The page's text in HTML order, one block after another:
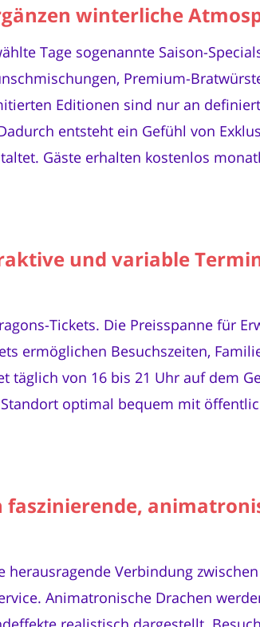
winterliche
Tage sogenannte Saison-
Premium-
Editionen sind nur an
entsteht ein Gefühl von
Gäste erhalten kostenlos
und variable
Tickets. Die Preisspanne für
ermöglichen Besuchszeiten,
von 16 bis 21 Uhr auf dem
optimal bequem mit
Verbindung
Animatronische Drachen